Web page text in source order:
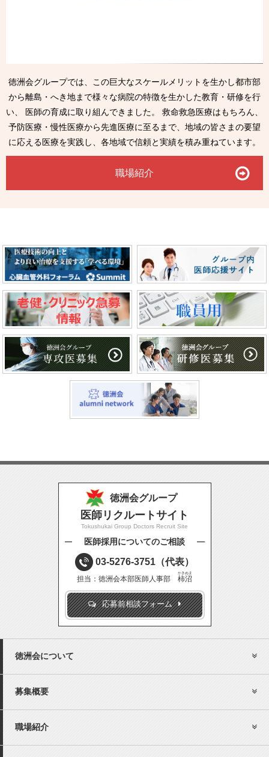
徳洲会グループでは、この巨大なスケールメリットを生かし都市部
から離島・へき地まで様々な病院の特徴を生かした教育・研修を行
い、
医師の育成に取り組んできました。
予防医療・慢性医療から先進医療に至るまで、 地域の皆さまの要望
に応える医療を実践し、各地域で信頼と実績を積み重ねています。
職場紹介
徳洲会グループ
医師リクルートサイト
Tokushukai Group Doctors Recruit Site
医師採用についてのご相談
03-5276-3751 （代表）
担当：徳洲会本部医師人事部 柿沼
かきぬま
応募前相談フォーム
徳洲会について
募集概要
職場紹介